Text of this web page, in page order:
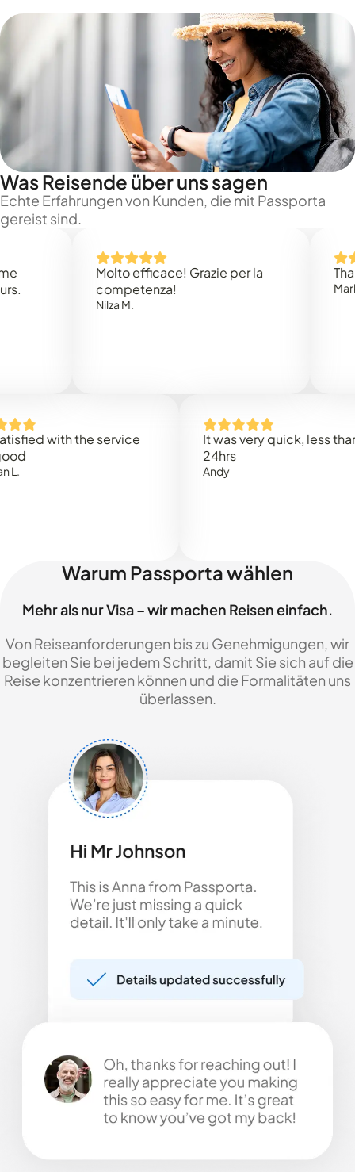
Was Reisende über uns sagen
Echte Erfahrungen von Kunden, die mit Passporta
gereist sind.
Molto efficace! Grazie per la
competenza!
Thank
with the service
It was very quick, less than
Warum Passporta wählen
Mehr als nur Visa – wir machen Reisen einfach.
Von Reiseanforderungen bis zu Genehmigungen, wir
begleiten Sie bei jedem Schritt, damit Sie sich auf die
Reise konzentrieren können und die Formalitäten uns
überlassen.